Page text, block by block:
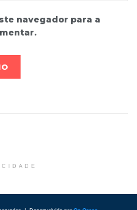
navegador para a